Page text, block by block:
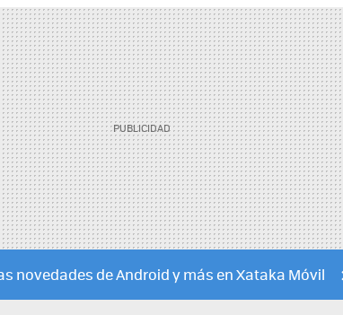
novedades de Android y más en Xataka Móvil